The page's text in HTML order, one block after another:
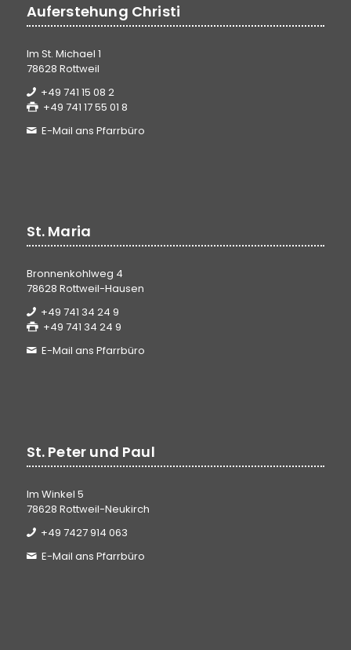
Auferstehung Christi
Im St. Michael 1
78628 Rottweil
+49 741 15 08 2
+49 741 17 55 01 8
E-Mail ans Pfarrbüro
St. Maria
Bronnenkohlweg 4
78628 Rottweil-Hausen
+49 741 34 24 9
+49 741 34 24 9
E-Mail ans Pfarrbüro
St. Peter und Paul
Im Winkel 5
78628 Rottweil-Neukirch
+49 7427 914 063
E-Mail ans Pfarrbüro